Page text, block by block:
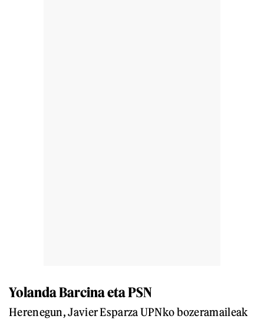
Yolanda Barcina eta PSN
Herenegun, Javier Esparza UPNko bozeramaileak